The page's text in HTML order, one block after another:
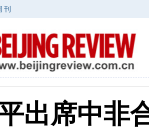
出席中非